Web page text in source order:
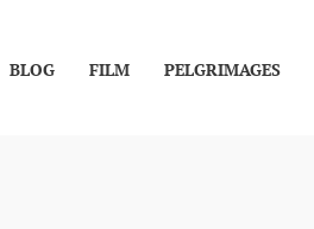
BLOG FILM PELGRIMAGES